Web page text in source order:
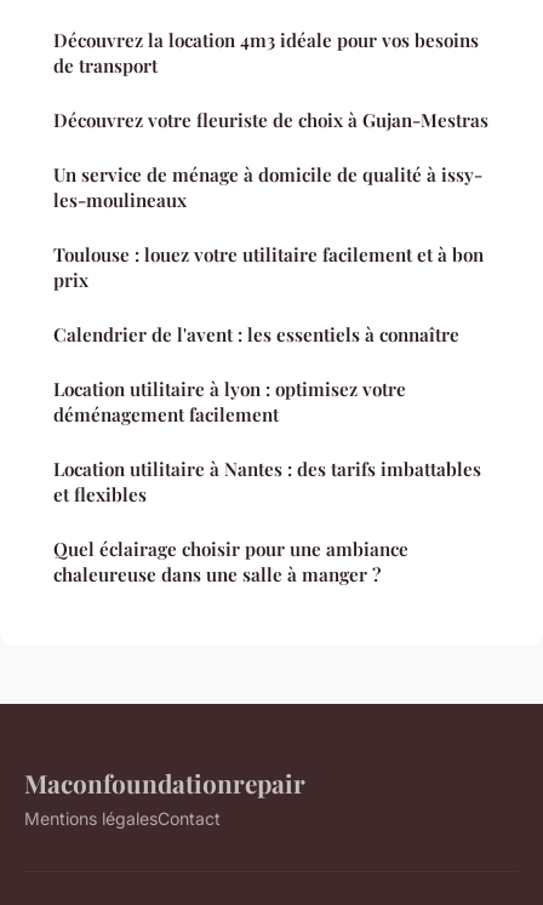
Découvrez la location 4m3 idéale pour vos besoins
de transport
Découvrez votre fleuriste de choix à Gujan-Mestras
Un service de ménage à domicile de qualité à issy-
les-moulineaux
Toulouse : louez votre utilitaire facilement et à bon
prix
Calendrier de l'avent : les essentiels à connaître
Location utilitaire à lyon : optimisez votre
déménagement facilement
Location utilitaire à Nantes : des tarifs imbattables
et flexibles
Quel éclairage choisir pour une ambiance
chaleureuse dans une salle à manger ?
Maconfoundationrepair
Mentions légalesContact